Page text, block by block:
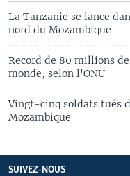
La Tanzanie se lance
nord du Mozambique
Record de 80 millions
monde, selon l'ONU
Vingt-cinq soldats tués
Mozambique
SUIVEZ-NOUS